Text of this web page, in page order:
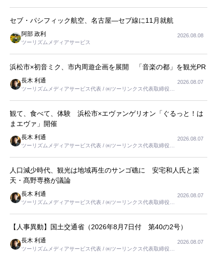
セブ・パシフィック航空、名古屋―セブ線に11月就航
阿部 政利
ツーリズムメディアサービス
2026.08.08
浜松市×初音ミク、市内周遊企画を展開 「音楽の都」を観光PR
長木 利通
ツーリズムメディアサービス代表 / ㈱ツーリンクス代表取締役社
2026.08.07
観て、食べて、体験 浜松市×エヴァンゲリオン「ぐるっと！は
まエヴァ」開催
長木 利通
ツーリズムメディアサービス代表 / ㈱ツーリンクス代表取締役社
2026.08.07
人口減少時代、観光は地域再生のサンゴ礁に 安宅和人氏と楽
天・髙野専務が議論
長木 利通
ツーリズムメディアサービス代表 / ㈱ツーリンクス代表取締役社
2026.08.07
【人事異動】国土交通省（2026年8月7日付 第40の2号）
長木 利通
ツーリズムメディアサービス代表 / ㈱ツーリンクス代表取締役社
2026.08.07